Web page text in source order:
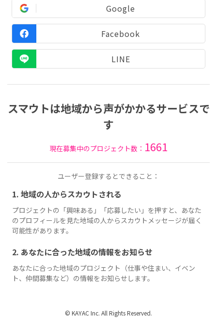
Google
Facebook
LINE
スマウトは地域から声がかかるサービスで
す
現在募集中のプロジェクト数： 1661
ユーザー登録するとできること：
1. 地域の人からスカウトされる
プロジェクトの「興味ある」「応募したい」を押すと、あなた
のプロフィールを見た地域の人からスカウトメッセージが届く
可能性があります。
2. あなたに合った地域の情報をお知らせ
あなたに合った地域のプロジェクト（仕事や住まい、イベン
ト、仲間募集など）の情報をお知らせします。
© KAYAC Inc. All Rights Reserved.